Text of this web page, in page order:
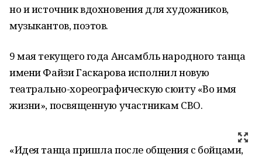
но и источник вдохновения для художников,
музыкантов, поэтов.
9 мая текущего года Ансамбль народного танца
имени Файзи Гаскарова исполнил новую
театрально-хореографическую сюиту «Во имя
жизни», посвященную участникам СВО.
«Идея танца пришла после общения с бойцами,